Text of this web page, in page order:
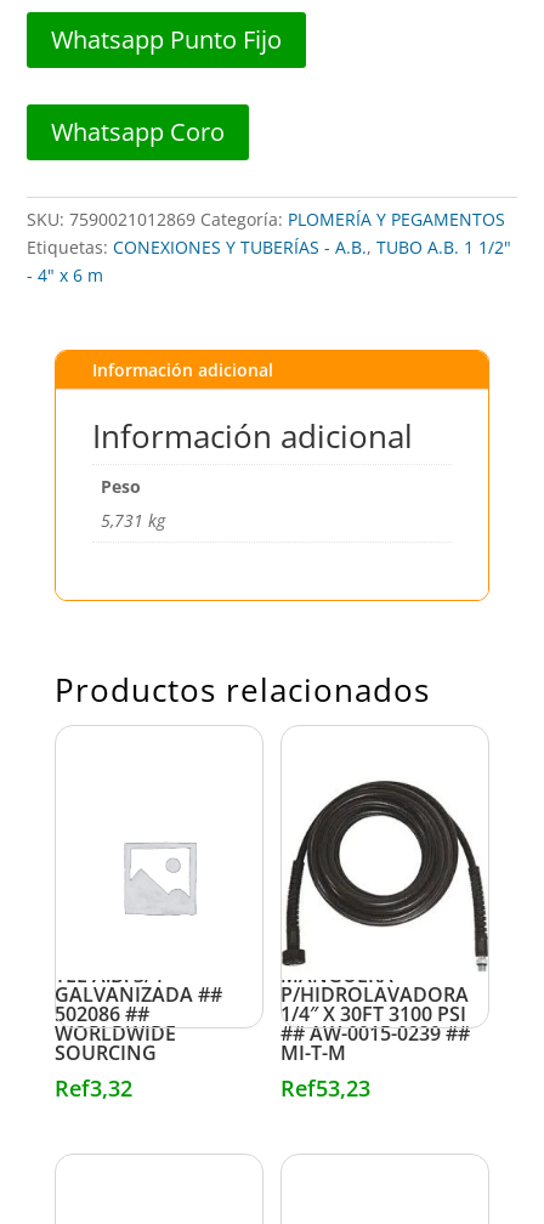
6m
TUBRICA
cantidad
Whatsapp Punto Fijo
Whatsapp Coro
SKU:7590021012869 Categoría: PLOMERÍA Y PEGAMENTOS
Etiquetas:CONEXIONES Y TUBERÍAS - A.B.,TUBO A.B. 1 1/2"
- 4" x 6 m
Información adicional
Información adicional
Peso
5,731 kg
Productos relacionados
TEE A.B. 3/4″
GALVANIZADA ##
502086 ##
WORLDWIDE
SOURCING
Ref3,32
MANGUERA
P/HIDROLAVADORA
1/4″ X 30FT 3100 PSI
## AW-0015-0239 ##
MI-T-M
Ref53,23